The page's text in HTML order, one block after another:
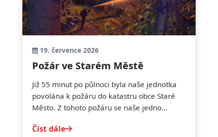
19. července 2026
Požár ve Starém Městě
Již 55 minut po půlnoci byla naše jednotka
povolána k požáru do katastru obce Staré
Město. Z tohoto požáru se naše jedno...
Číst dále